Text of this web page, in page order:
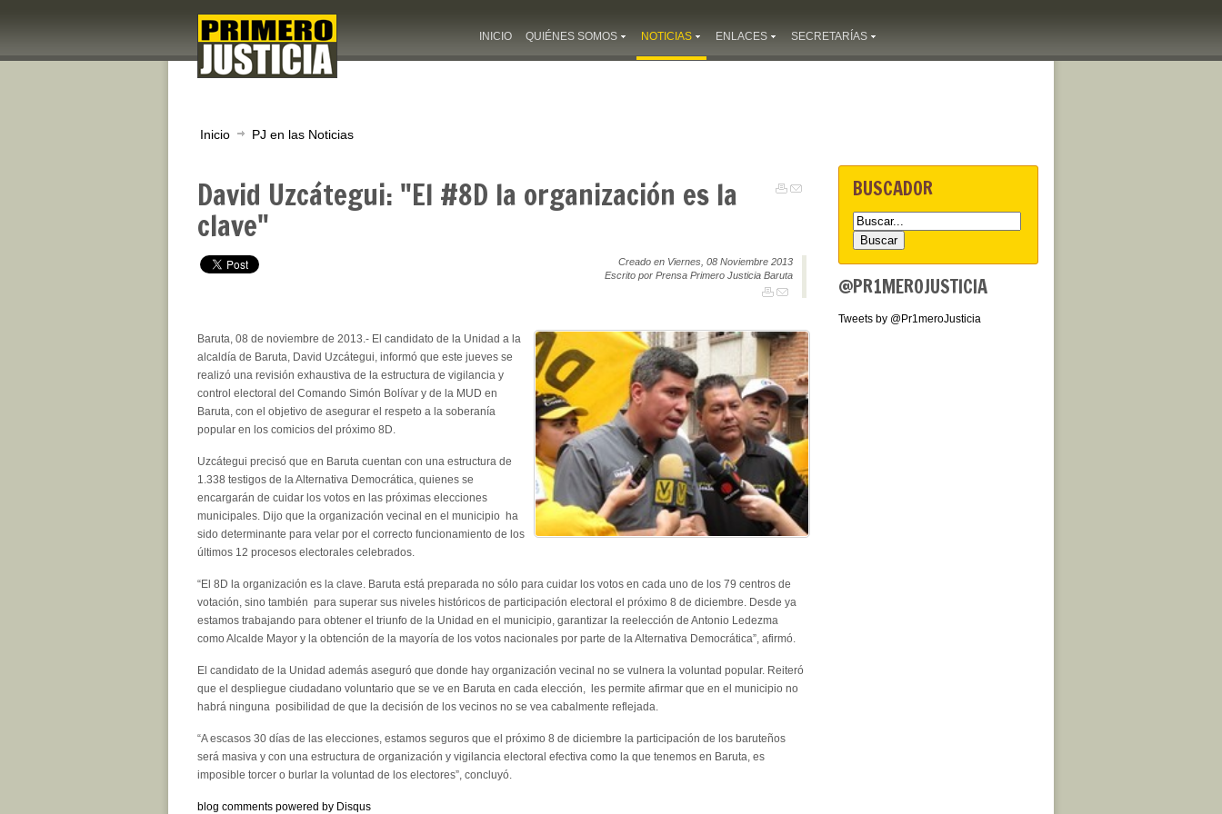
INICIO QUIÉNES SOMOS NOTICIAS ENLACES SECRETARÍAS
Inicio PJ en las Noticias
David Uzcátegui: "El #8D la organización es la
clave"
Creado en Viernes, 08 Noviembre 2013
Escrito por Prensa Primero Justicia Baruta
Baruta, 08 de noviembre de 2013.- El candidato de la Unidad a la
alcaldía de Baruta, David Uzcátegui, informó que este jueves se
realizó una revisión exhaustiva de la estructura de vigilancia y
control electoral del Comando Simón Bolívar y de la MUD en
Baruta, con el objetivo de asegurar el respeto a la soberanía
popular en los comicios del próximo 8D.
Uzcátegui precisó que en Baruta cuentan con una estructura de
1.338 testigos de la Alternativa Democrática, quienes se
encargarán de cuidar los votos en las próximas elecciones
municipales. Dijo que la organización vecinal en el municipio ha
sido determinante para velar por el correcto funcionamiento de los
últimos 12 procesos electorales celebrados.
“El 8D la organización es la clave. Baruta está preparada no sólo para cuidar los votos en cada uno de los 79 centros de
votación, sino también para superar sus niveles históricos de participación electoral el próximo 8 de diciembre. Desde ya
estamos trabajando para obtener el triunfo de la Unidad en el municipio, garantizar la reelección de Antonio Ledezma
como Alcalde Mayor y la obtención de la mayoría de los votos nacionales por parte de la Alternativa Democrática”, afirmó.
El candidato de la Unidad además aseguró que donde hay organización vecinal no se vulnera la voluntad popular. Reiteró
que el despliegue ciudadano voluntario que se ve en Baruta en cada elección, les permite afirmar que en el municipio no
habrá ninguna posibilidad de que la decisión de los vecinos no se vea cabalmente reflejada.
“A escasos 30 días de las elecciones, estamos seguros que el próximo 8 de diciembre la participación de los baruteños
será masiva y con una estructura de organización y vigilancia electoral efectiva como la que tenemos en Baruta, es
imposible torcer o burlar la voluntad de los electores”, concluyó.
blog comments powered by Disqus
BUSCADOR
@PR1MEROJUSTICIA
Tweets by @Pr1meroJusticia